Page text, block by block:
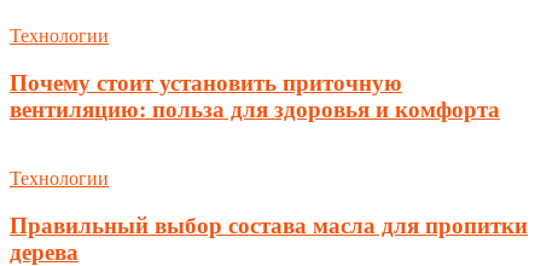
Технологии
Почему стоит установить приточную
вентиляцию: польза для здоровья и комфорта
Технологии
Правильный выбор состава масла для пропитки
дерева